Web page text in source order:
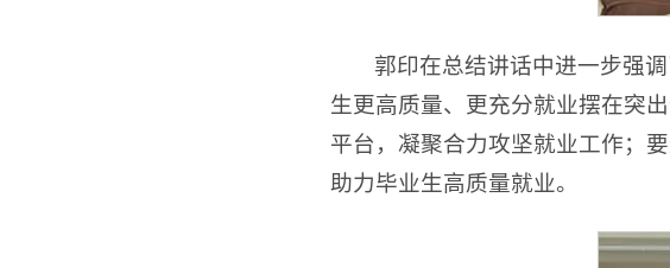
郭印在总结讲话中进一步强
生更高质量、更充分就业摆在突
平台，凝聚合力攻坚就业工作；
助力毕业生高质量就业。